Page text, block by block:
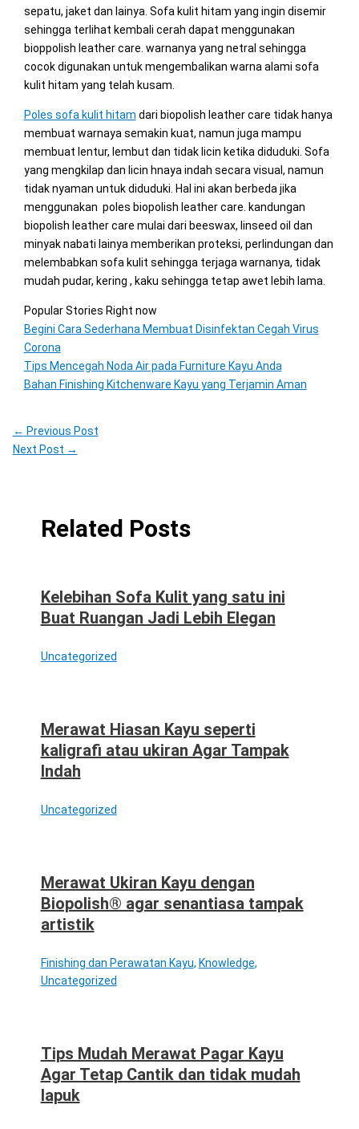
sepatu, jaket dan lainya. Sofa kulit hitam yang ingin disemir
sehingga terlihat kembali cerah dapat menggunakan
bioppolish leather care. warnanya yang netral sehingga
cocok digunakan untuk mengembalikan warna alami sofa
kulit hitam yang telah kusam.
Poles sofa kulit hitam dari biopolish leather care tidak hanya
membuat warnaya semakin kuat, namun juga mampu
membuat lentur, lembut dan tidak licin ketika diduduki. Sofa
yang mengkilap dan licin hnaya indah secara visual, namun
tidak nyaman untuk diduduki. Hal ini akan berbeda jika
menggunakan poles biopolish leather care. kandungan
biopolish leather care mulai dari beeswax, linseed oil dan
minyak nabati lainya memberikan proteksi, perlindungan dan
melembabkan sofa kulit sehingga terjaga warnanya, tidak
mudah pudar, kering , kaku sehingga tetap awet lebih lama.
Popular Stories Right now
Begini Cara Sederhana Membuat Disinfektan Cegah Virus
Corona
Tips Mencegah Noda Air pada Furniture Kayu Anda
Bahan Finishing Kitchenware Kayu yang Terjamin Aman
← Previous Post
Next Post →
Related Posts
Kelebihan Sofa Kulit yang satu ini
Buat Ruangan Jadi Lebih Elegan
Uncategorized
Merawat Hiasan Kayu seperti
kaligrafi atau ukiran Agar Tampak
Indah
Uncategorized
Merawat Ukiran Kayu dengan
Biopolish® agar senantiasa tampak
artistik
Finishing dan Perawatan Kayu, Knowledge,
Uncategorized
Tips Mudah Merawat Pagar Kayu
Agar Tetap Cantik dan tidak mudah
lapuk